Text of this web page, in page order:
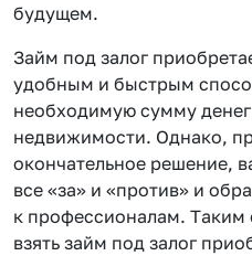
будущем.
Займ под залог
удобным и быстрым
необходимую сумму
недвижимости. Однако,
окончательное решение,
все «за» и «против» и
к профессионалам.
взять займ под залог